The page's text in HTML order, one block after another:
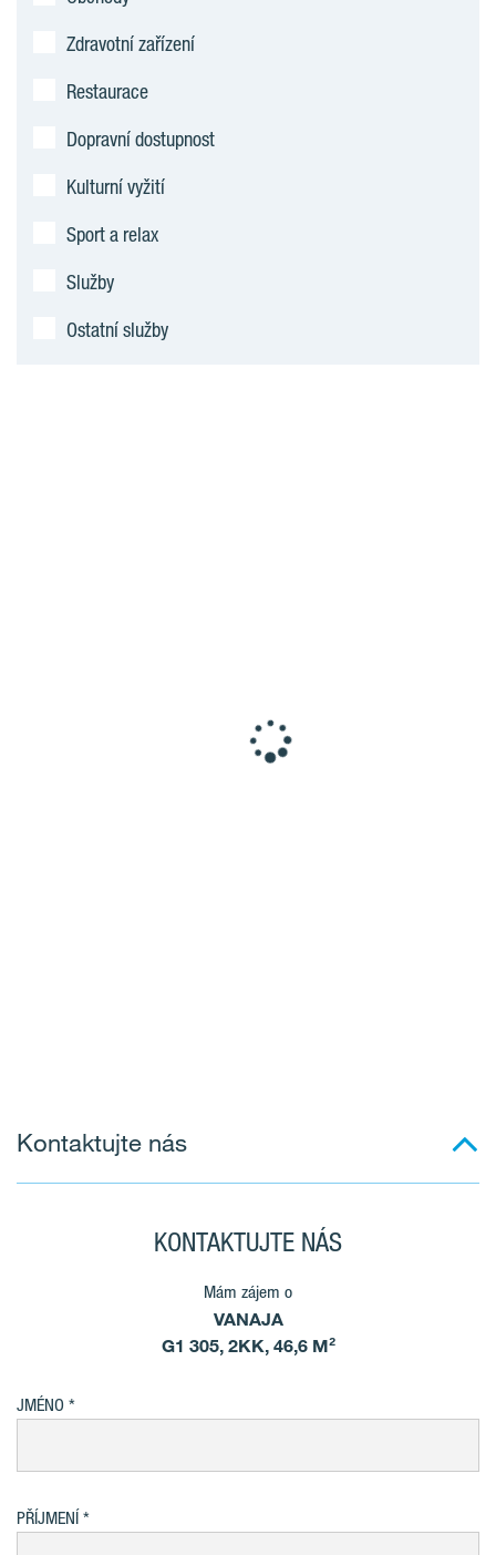
Zdravotní zařízení
Restaurace
Dopravní dostupnost
Kulturní vyžití
Sport a relax
Služby
Ostatní služby
Kontaktujte nás
KONTAKTUJTE NÁS
Mám zájem o
VANAJA
G1 305, 2KK, 46,6 M²
JMÉNO
PŘÍJMENÍ